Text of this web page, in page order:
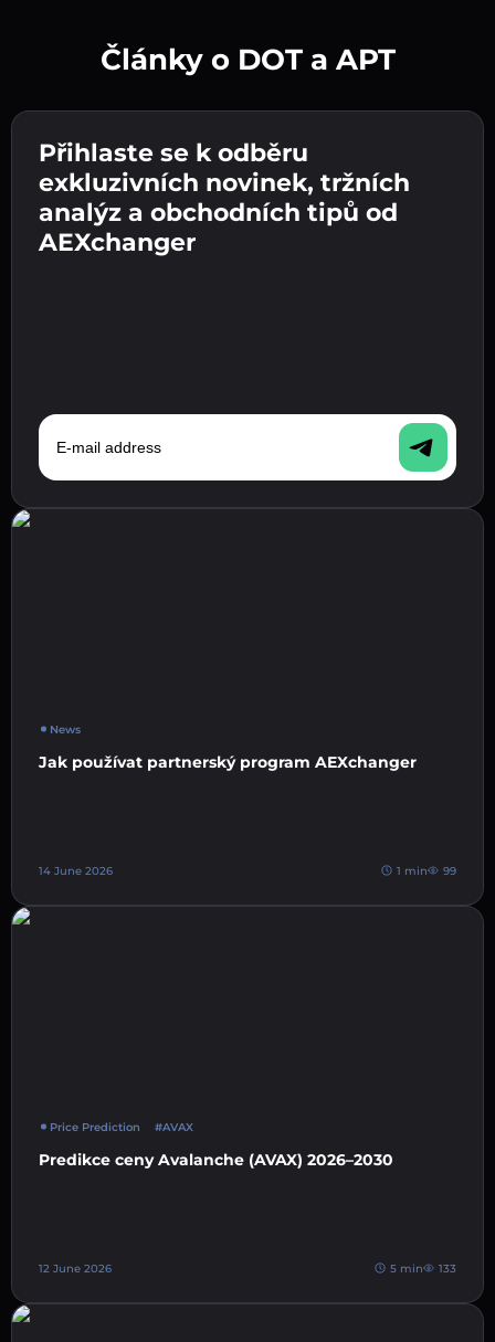
Zadejte adresu své kryptopeněženky 👉
pokračujte k dalšímu kroku.
Potvrďte svou totožnost 👉 pokračujte k
poslednímu kroku.
Odešlete vklad 👉 obdržíte kryptoměnu nebo
fiat měnu ve své peněžence.
Články o DOT a APT
Přihlaste se k odběru
exkluzivních novinek, tržních
analýz a obchodních tipů od
AEXchanger
E-mail address
News
Jak používat partnerský program AEXchanger
14 June 2026 1 min 99
Price Prediction #AVAX
Predikce ceny Avalanche (AVAX) 2026–2030
12 June 2026 5 min 133